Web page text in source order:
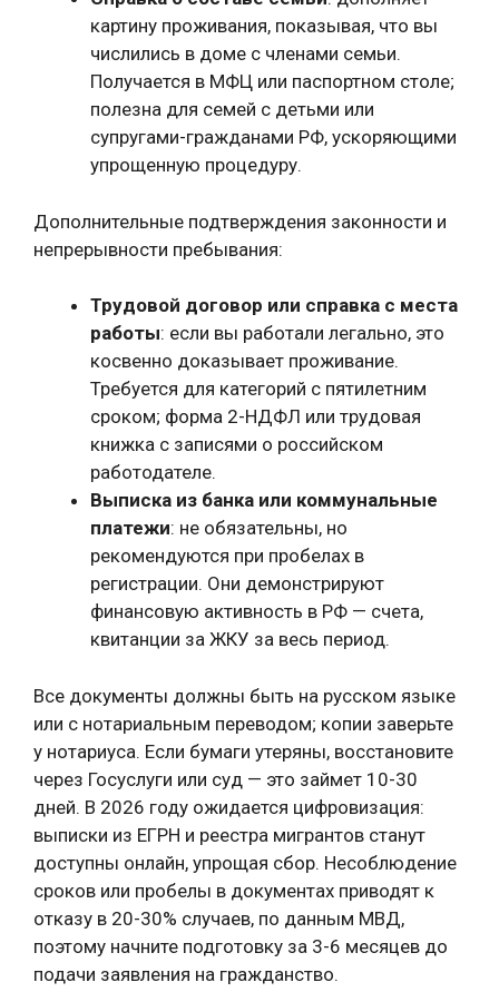
картину проживания, показывая, что вы
числились в доме с членами семьи.
Получается в МФЦ или паспортном столе;
полезна для семей с детьми или
супругами-гражданами РФ, ускоряющими
упрощенную процедуру.
Дополнительные подтверждения законности и
непрерывности пребывания:
Трудовой договор или справка с места
работы: если вы работали легально, это
косвенно доказывает проживание.
Требуется для категорий с пятилетним
сроком; форма 2-НДФЛ или трудовая
книжка с записями о российском
работодателе.
Выписка из банка или коммунальные
платежи: не обязательны, но
рекомендуются при пробелах в
регистрации. Они демонстрируют
финансовую активность в РФ — счета,
квитанции за ЖКУ за весь период.
Все документы должны быть на русском языке
или с нотариальным переводом; копии заверьте
у нотариуса. Если бумаги утеряны, восстановите
через Госуслуги или суд — это займет 10-30
дней. В 2026 году ожидается цифровизация:
выписки из ЕГРН и реестра мигрантов станут
доступны онлайн, упрощая сбор. Несоблюдение
сроков или пробелы в документах приводят к
отказу в 20-30% случаев, по данным МВД,
поэтому начните подготовку за 3-6 месяцев до
подачи заявления на гражданство.